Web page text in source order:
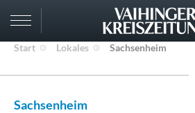
Start Lokales Sachsenheim
Sachsenheim